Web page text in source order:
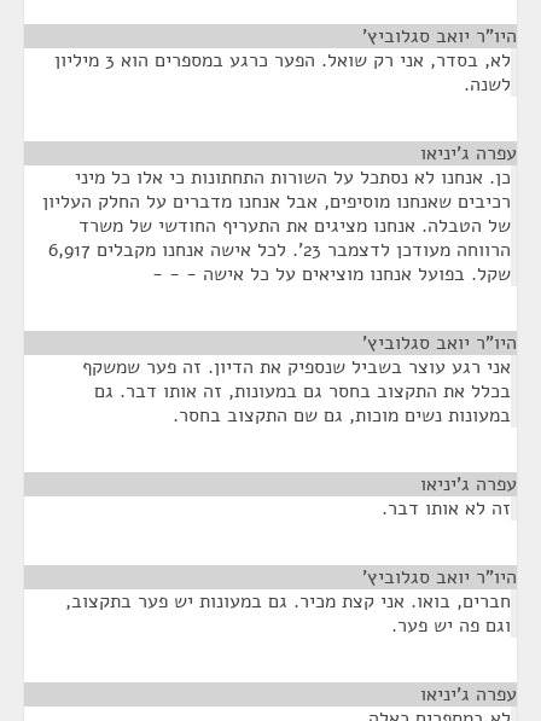
היו"ר יואב סגלוביץ'
לא, בסדר, אני רק שואל. הפער כרגע במספרים הוא 3 מיליון
לשנה.
עפרה ג'יניאו
כן. אנחנו לא נסתכל על השורות התחתונות כי אלו כל מיני
רכיבים שאנחנו מוסיפים, אבל אנחנו מדברים על החלק העליון
של הטבלה. אנחנו מציגים את התעריף החודשי של משרד
הרווחה מעודכן לדצמבר 23'. לכל אישה אנחנו מקבלים 6,917
שקל. בפועל אנחנו מוציאים על כל אישה - - -
היו"ר יואב סגלוביץ'
אני רגע עוצר בשביל שנספיק את הדיון. זה פער שמשקף
בכלל את התקצוב בחסר גם במעונות, זה אותו דבר. גם
במעונות נשים מוכות, גם שם התקצוב בחסר.
עפרה ג'יניאו
זה לא אותו דבר.
היו"ר יואב סגלוביץ'
חברים, בואו. אני קצת מכיר. גם במעונות יש פער בתקצוב,
וגם פה יש פער.
עפרה ג'יניאו